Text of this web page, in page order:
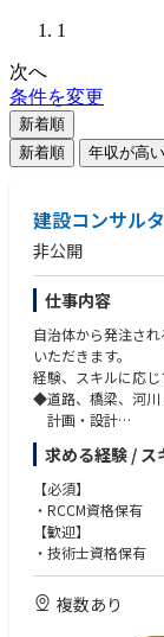
1
次へ
条件を変更
新着順
新着順
年収が高
建設コンサル
非公開
仕事内容
自治体から発注さ
いただきます。
経験、スキルに応じ
◆道路、橋梁、河川
計画・設計
◆公園、緑地の計画
求める経験 / ス
【必須】
・RCCM資格保有
【歓迎】
・技術士資格保有
複数あり